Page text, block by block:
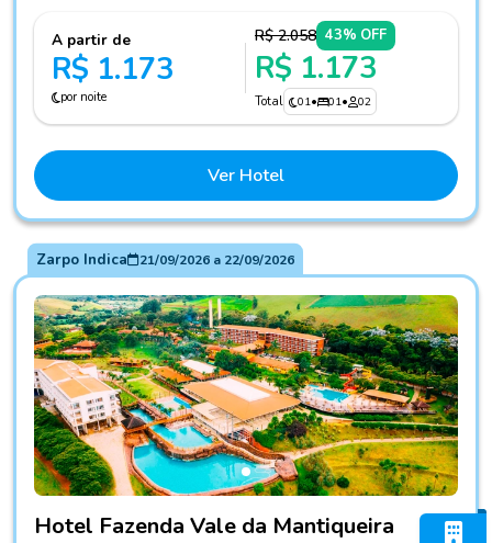
A partir de
R$ 1.173
por noite
R$ 2.058 43% OFF
R$ 1.173
Total 01• 01• 02
Ver Hotel
Zarpo Indica 21/09/2026a 22/09/2026
Hotel Fazenda Vale da Mantiqueira